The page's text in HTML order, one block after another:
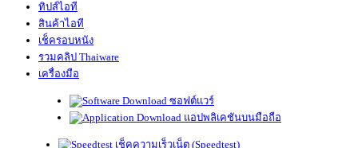
ทิปส์ไอที
สินค้าไอที
เช็ครอบหนัง
รวมคลิป Thaiware
เครื่องมือ
ซอฟต์แวร์
แอปพลิเคชันบนมือถือ
เช็คความเร็วเน็ต (Speedtest)